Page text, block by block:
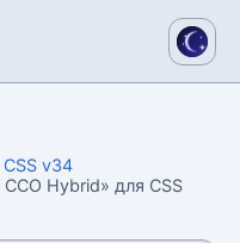
v34
Hybrid» для CSS